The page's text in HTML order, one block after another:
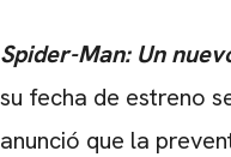
Spider-Man: Un
su fecha de estreno
anunció que la